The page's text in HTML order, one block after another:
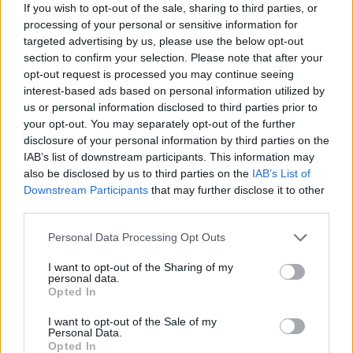
If you wish to opt-out of the sale, sharing to third parties, or
processing of your personal or sensitive information for
targeted advertising by us, please use the below opt-out
section to confirm your selection. Please note that after your
opt-out request is processed you may continue seeing
interest-based ads based on personal information utilized by
us or personal information disclosed to third parties prior to
your opt-out. You may separately opt-out of the further
disclosure of your personal information by third parties on the
IAB’s list of downstream participants. This information may
also be disclosed by us to third parties on the IAB’s List of
Downstream Participants that may further disclose it to other
Please note that this website/app uses one or more Google
not limited to your visit or usage behaviour. You may click to
grant or deny consent to Google and its third-party tags to
use your data for below specified purposes in below Google
consent section.
Personal Data Processing Opt Outs
I want to opt-out of the Sharing of my
personal data.
Opted In
I want to opt-out of the Sale of my
Personal Data.
Opted In
3 dl zabtej
só
Az olívaolajon megpirítjuk a felkarikázott
póréhagymát.
Meghintjük hajdinaliszttel, és együtt pirítjuk néhány
Felöntjük két merőkanálnyi hideg alaplével, és
simára keverjük.